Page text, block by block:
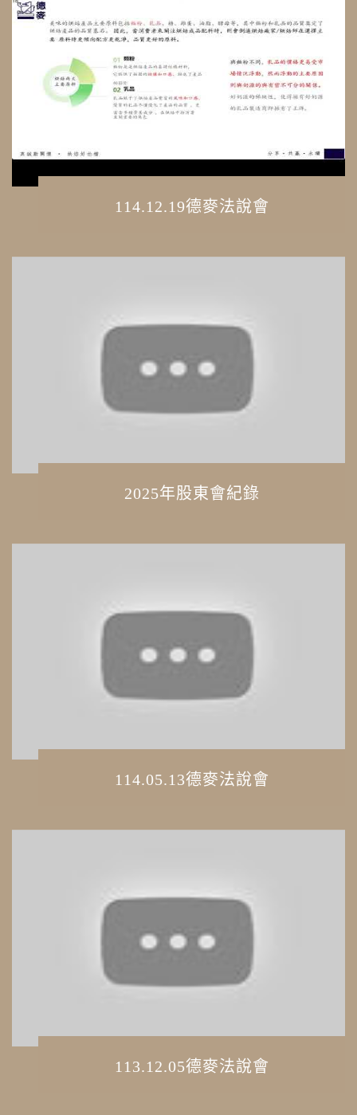
114.12.19德麥法說會
2025年股東會紀錄
114.05.13德麥法說會
113.12.05德麥法說會